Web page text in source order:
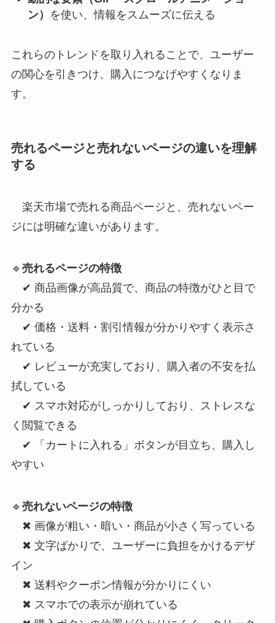
ン）
を使い、情報をスムーズに伝える
これらのトレンドを取り入れることで、ユーザー
の関心を引きつけ、購入につなげやすくなりま
す。
売れるページと売れないページの違いを理解
する
楽天市場で売れる商品ページと、売れないペー
ジには明確な違いがあります。
🔹 売れるページの特徴
✔ 商品画像が高品質で、商品の特徴がひと目で
分かる
✔ 価格・送料・割引情報が分かりやすく表示さ
れている
✔ レビューが充実しており、購入者の不安を払
拭している
✔ スマホ対応がしっかりしており、ストレスな
く閲覧できる
✔ 「カートに入れる」ボタンが目立ち、購入し
やすい
🔹 売れないページの特徴
✖ 画像が粗い・暗い・商品が小さく写っている
✖ 文字ばかりで、ユーザーに負担をかけるデザ
イン
✖ 送料やクーポン情報が分かりにくい
✖ スマホでの表示が崩れている